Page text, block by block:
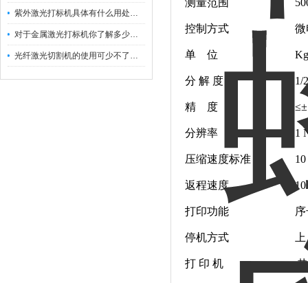
紫外激光打标机具体有什么用处呢？
对于金属激光打标机你了解多少呢？
光纤激光切割机的使用可少不了以下步骤
测量范围
控制方式 微
单 位
分 解 度 1/
精 度
分辨率 1
压缩速度标准
返程速度
打印功能
停机方式
打 印 机 热